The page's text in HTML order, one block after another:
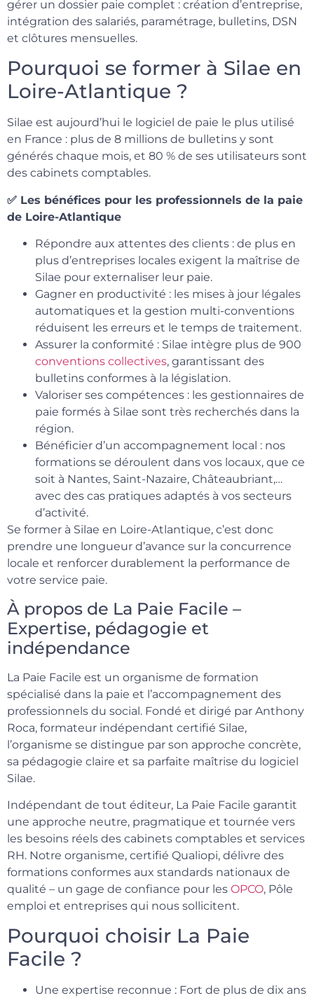
gérer un dossier paie complet : création d’entreprise,
intégration des salariés, paramétrage, bulletins, DSN
et clôtures mensuelles.
Pourquoi se former à Silae en
Loire-Atlantique ?
Silae est aujourd’hui le logiciel de paie le plus utilisé
en France : plus de 8 millions de bulletins y sont
générés chaque mois, et 80 % de ses utilisateurs sont
des cabinets comptables.
✅ Les bénéfices pour les professionnels de la paie
de Loire-Atlantique
Répondre aux attentes des clients : de plus en
plus d’entreprises locales exigent la maîtrise de
Silae pour externaliser leur paie.
Gagner en productivité : les mises à jour légales
automatiques et la gestion multi-conventions
réduisent les erreurs et le temps de traitement.
Assurer la conformité : Silae intègre plus de 900
conventions collectives, garantissant des
bulletins conformes à la législation.
Valoriser ses compétences : les gestionnaires de
paie formés à Silae sont très recherchés dans la
région.
Bénéficier d’un accompagnement local : nos
formations se déroulent dans vos locaux, que ce
soit à Nantes, Saint-Nazaire, Châteaubriant,…
avec des cas pratiques adaptés à vos secteurs
d’activité.
Se former à Silae en Loire-Atlantique, c’est donc
prendre une longueur d’avance sur la concurrence
locale et renforcer durablement la performance de
votre service paie.
À propos de La Paie Facile –
Expertise, pédagogie et
indépendance
La Paie Facile est un organisme de formation
spécialisé dans la paie et l’accompagnement des
professionnels du social. Fondé et dirigé par Anthony
Roca, formateur indépendant certifié Silae,
l’organisme se distingue par son approche concrète,
sa pédagogie claire et sa parfaite maîtrise du logiciel
Silae.
Indépendant de tout éditeur, La Paie Facile garantit
une approche neutre, pragmatique et tournée vers
les besoins réels des cabinets comptables et services
RH. Notre organisme, certifié Qualiopi, délivre des
formations conformes aux standards nationaux de
qualité – un gage de confiance pour les OPCO, Pôle
emploi et entreprises qui nous sollicitent.
Pourquoi choisir La Paie
Facile ?
Une expertise reconnue : Fort de plus de dix ans